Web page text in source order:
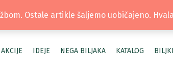
30 | LOKACIJA: OSTRUŽNICA |
AKCIJE IDEJE NEGA BILJAKA KATALOG
Ostale artikle šaljemo uobičajeno.